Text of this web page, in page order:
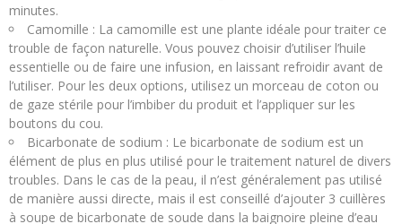
minutes.
Camomille : La camomille est une plante idéale pour traiter ce
trouble de façon naturelle. Vous pouvez choisir d’utiliser l’huile
essentielle ou de faire une infusion, en laissant refroidir avant de
l’utiliser. Pour les deux options, utilisez un morceau de coton ou
de gaze stérile pour l’imbiber du produit et l’appliquer sur les
boutons du cou.
Bicarbonate de sodium : Le bicarbonate de sodium est un
élément de plus en plus utilisé pour le traitement naturel de divers
troubles. Dans le cas de la peau, il n’est généralement pas utilisé
de manière aussi directe, mais il est conseillé d’ajouter 3 cuillères
à soupe de bicarbonate de soude dans la baignoire pleine d’eau